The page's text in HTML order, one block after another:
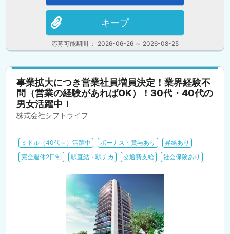
応募可能期間 ： 2026-06-26 ～ 2026-08-25
キープ
事業拡大につき営業社員増員決定！業界経験不
問（営業の経験があればOK）！30代・40代の
男女活躍中！
株式会社シフトライフ
ミドル（40代～）活躍中 ボーナス・賞与あり
昇給あり
完全週休2日制
駅直結・駅チカ 交通費支給 社会保険あり